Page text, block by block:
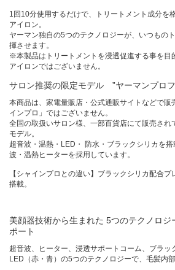
1回10分使用するだけで、トリートメント成分を
アイロン。
ヤーマン独自の5つのテクノロジーが、いつもの
揮させます。
※本製品はトリートメントを浸透促進する事を目
アイロンではございません。
サロン推奨の限定モデル ”ヤーマンプロ
本商品は、家電量販店・公式通販サイトなどで販
インプロ」ではございません。
全国の取扱いサロン様、一部百貨店にて販売され
モデル。
超音波・温熱・LED・ 防水・ブラックシリカを
波・温熱ヒーターを採用しています。
【シャインプロとの違い】ブラックシリカ配合
搭載。
美顔器技術から生まれた 5つのテクノロ
ポート
超音波、ヒーター、浸透サポートコーム、ブラッ
LED（赤・青）の5つのテクノロジーで、毛髪内